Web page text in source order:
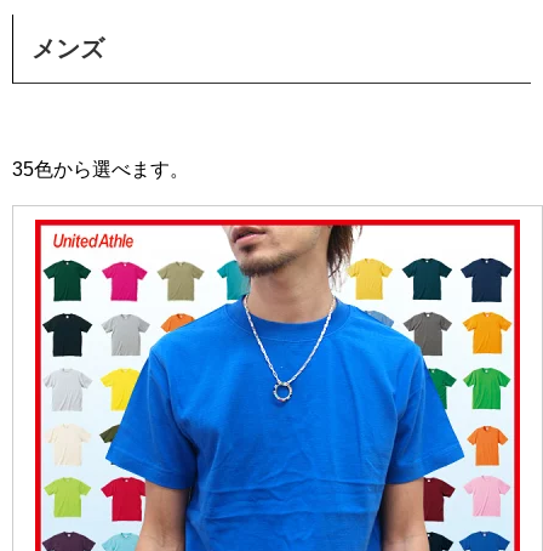
メンズ
35色から選べます。